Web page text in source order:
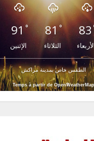
91°
الإثنين
81°
الثلاثاء
83
الطقس خاص بمدينة مراكش
Temps à partir de OpenWeatherMap